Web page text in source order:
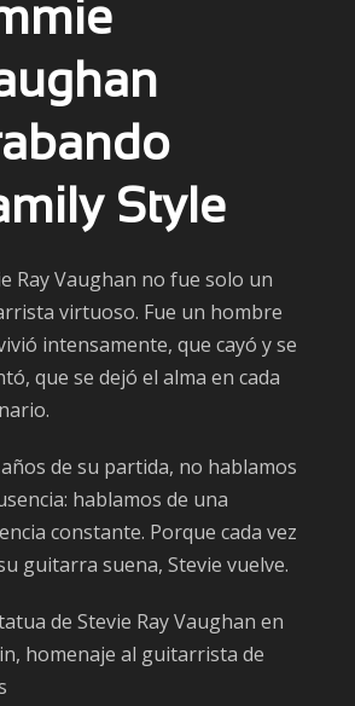
Ray Vaughan no fue solo un
virtuoso. Fue un hombre
intensamente, que cayó y se
que se dejó el alma en cada
de su partida, no hablamos
hablamos de una
constante. Porque cada vez
guitarra suena, Stevie vuelve.